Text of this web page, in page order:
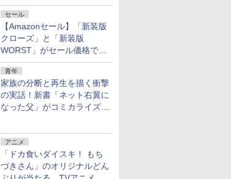
ヤングアニマルWebで公開中
セール
【Amazonセール】「新装版
クローズ」と「新装版
WORST」がセール価格で販
売中！
青年
家族の分断と再生を描く衝撃
の実話！新書「ネット右翼に
なった父」がコミカライズ。
アニメ
「ドカ食いダイスキ！ もち
づきさん」のオリジナルどん